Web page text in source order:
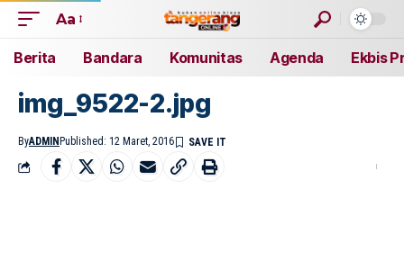
Aa
Berita Bandara Komunitas Agenda Ekbis
img_9522-2.jpg
ByADMIN Published: 12 Maret, 2016